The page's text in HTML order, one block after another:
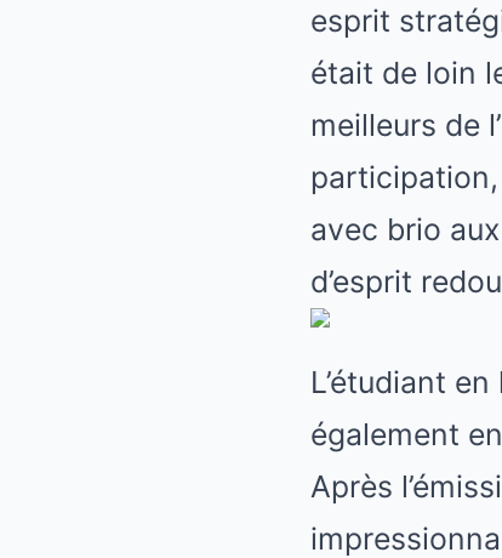
esprit
était de loin
meilleurs de
avec brio
d’esprit
L’étudiant
également
Après